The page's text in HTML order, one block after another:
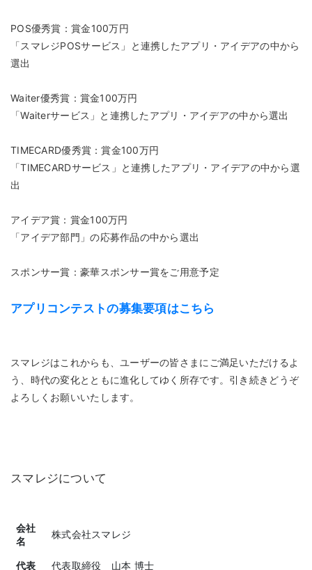
POS優秀賞：賞金100万円
「スマレジPOSサービス」と連携したアプリ・アイデアの中から
選出
Waiter優秀賞：賞金100万円
「Waiterサービス」と連携したアプリ・アイデアの中から選出
TIMECARD優秀賞：賞金100万円
「TIMECARDサービス」と連携したアプリ・アイデアの中から選
出
アイデア賞：賞金100万円
「アイデア部門」の応募作品の中から選出
スポンサー賞：豪華スポンサー賞をご用意予定
アプリコンテストの募集要項はこちら
スマレジはこれからも、ユーザーの皆さまにご満足いただけるよ
う、時代の変化とともに進化してゆく所存です。引き続きどうぞ
よろしくお願いいたします。
スマレジについて
会社
名
株式会社スマレジ
代表 代表取締役 山本 博士